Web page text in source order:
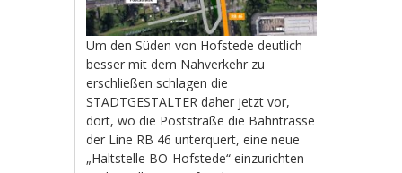
Um den Süden von Hofstede deutlich
besser mit dem Nahverkehr zu
erschließen schlagen die
STADTGESTALTER daher jetzt vor,
dort, wo die Poststraße die Bahntrasse
der Line RB 46 unterquert, eine neue
„Haltstelle BO-Hofstede“ einzurichten